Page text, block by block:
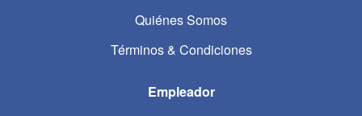
Quiénes Somos
Términos & Condiciones
Empleador